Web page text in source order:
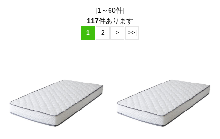
[1～60件]
117件あります
1 2 > >>|